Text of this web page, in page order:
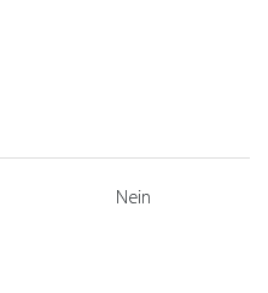
Nein